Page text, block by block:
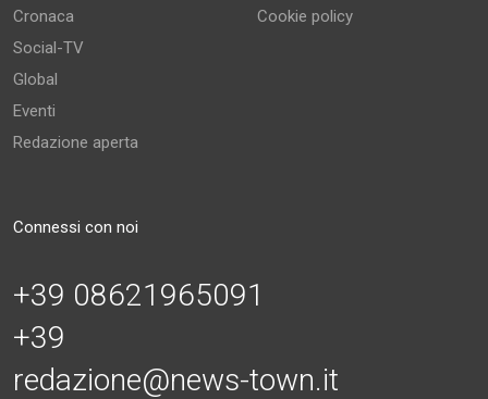
Cronaca
Social-TV
Global
Eventi
Redazione aperta
Cookie policy
Connessi con noi
+39 08621965091
+39
redazione@news-town.it